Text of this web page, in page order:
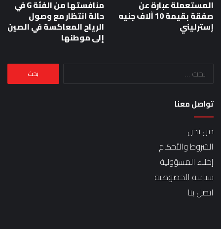
المستعملة عبارة عن
صفقة بقيمة 10 آلاف جنيه
إسترليني
منافستها من الفئة G في
حالة انتظار مع وصول
الرياح المعاكسة في الصين
إلى موطنها
البحث
تواصل معنا
من نحن
الشروط والأحكام
إخلاء المسؤولية
سياسة الخصوصية
اتصل بنا